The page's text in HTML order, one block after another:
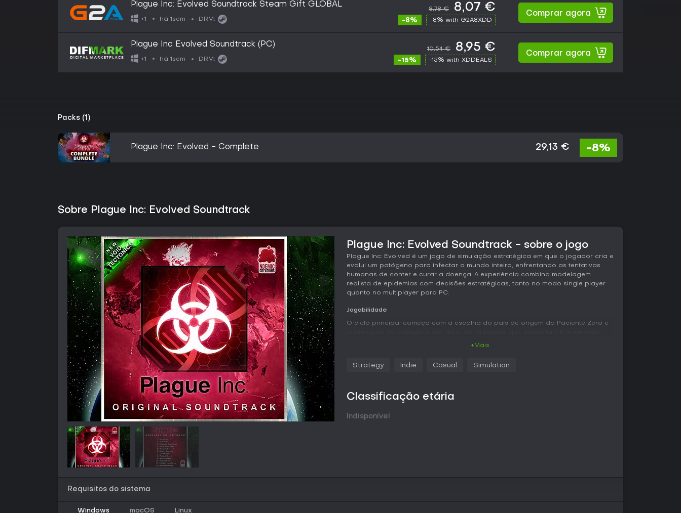
Plague Inc: Evolved Soundtrack Steam Gift GLOBAL
+1 há 1sem DRM:
8,78 € 8,07 €
-8% -8% with G2A8XDD
Comprar agora
Plague Inc Evolved Soundtrack (PC)
+1 há 1sem DRM:
10,54 € 8,95 €
-15% -15% with XDDEALS
Comprar agora
Packs (1)
Plague Inc: Evolved - Complete 29,13 € -8%
Sobre Plague Inc: Evolved Soundtrack
Plague Inc: Evolved Soundtrack - sobre o jogo
Plague Inc: Evolved é um jogo de simulação estratégica em que o jogador cria e
evolui um patógeno para infectar o mundo inteiro, enfrentando as tentativas
humanas de conter e curar a doença. A experiência combina modelagem
realista de epidemias com decisões estratégicas, tanto no modo single player
quanto no multiplayer para PC.
Jogabilidade
O ciclo principal começa com a escolha do país de origem do Paciente Zero e
real conforme sofre mutações ou enfrenta novas condições ambientais,
Os pontos de DNA obtidos com as infecções permitem desbloquear habilidades
como resistência a medicamentos ou tolerância a diferentes climas. Os cenários
+Mais
Strategy Indie Casual Simulation
Classificação etária
Indisponível
Requisitos do sistema
Windows macOS Linux